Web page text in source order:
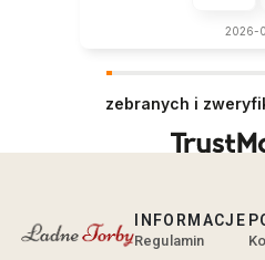
2026-
zebranych i
INFORMACJE
Regulamin